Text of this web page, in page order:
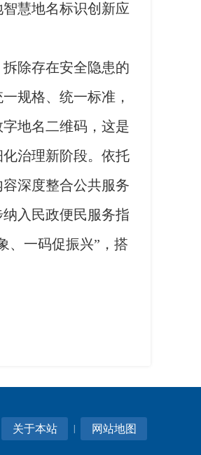
慧地名标识创新应
除存在安全隐患的
规格、统一标准，
地名二维码，这是
治理新阶段。依托
深度整合公共服务
入民政便民服务指
、一码促振兴”，搭
关于本站 网站地图